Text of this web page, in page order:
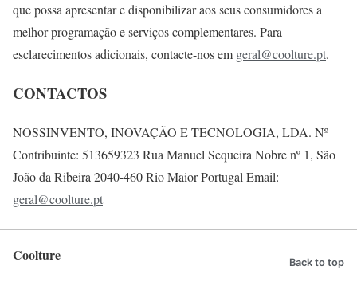
que possa apresentar e disponibilizar aos seus consumidores a
melhor programação e serviços complementares. Para
esclarecimentos adicionais, contacte-nos em geral@coolture.pt.
CONTACTOS
NOSSINVENTO, INOVAÇÃO E TECNOLOGIA, LDA. Nº
Contribuinte: 513659323 Rua Manuel Sequeira Nobre nº 1, São
João da Ribeira 2040-460 Rio Maior Portugal Email:
geral@coolture.pt
Coolture Back to top